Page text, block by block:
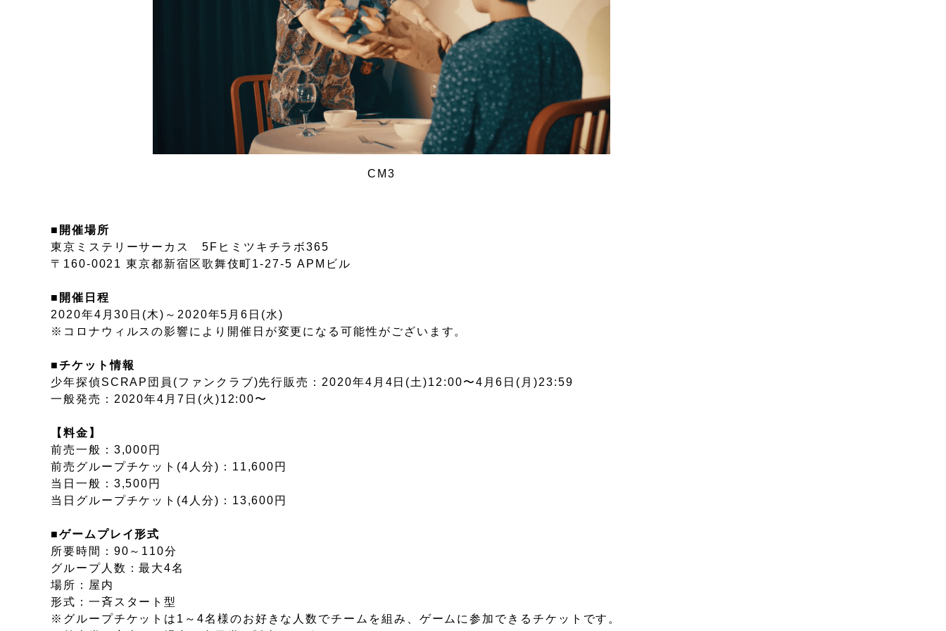
CM3
■開催場所
東京ミステリーサーカス 5Fヒミツキチラボ365
〒160-0021 東京都新宿区歌舞伎町1-27-5 APMビル
■開催日程
2020年4月30日(木)～2020年5月6日(水)
※コロナウィルスの影響により開催日が変更になる可能性がございます。
■チケット情報
少年探偵SCRAP団員(ファンクラブ)先行販売：2020年4月4日(土)12:00〜4月6日(月)23:59
一般発売：2020年4月7日(火)12:00〜
【料金】
前売一般：3,000円
前売グループチケット(4人分)：11,600円
当日一般：3,500円
当日グループチケット(4人分)：13,600円
■ゲームプレイ形式
所要時間：90～110分
グループ人数：最大4名
場所：屋内
形式：一斉スタート型
※グループチケットは1～4名様のお好きな人数でチームを組み、ゲームに参加できるチケットです。